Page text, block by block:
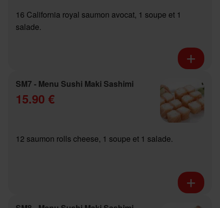
16 California royal saumon avocat, 1 soupe et 1
salade.
SM7 - Menu Sushi Maki Sashimi
15.90 €
12 saumon rolls cheese, 1 soupe et 1 salade.